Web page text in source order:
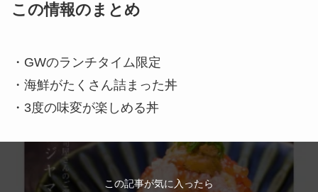
この情報のまとめ
・GWのランチタイム限定
・海鮮がたくさん詰まった丼
・3度の味変が楽しめる丼
この記事が気に入ったら